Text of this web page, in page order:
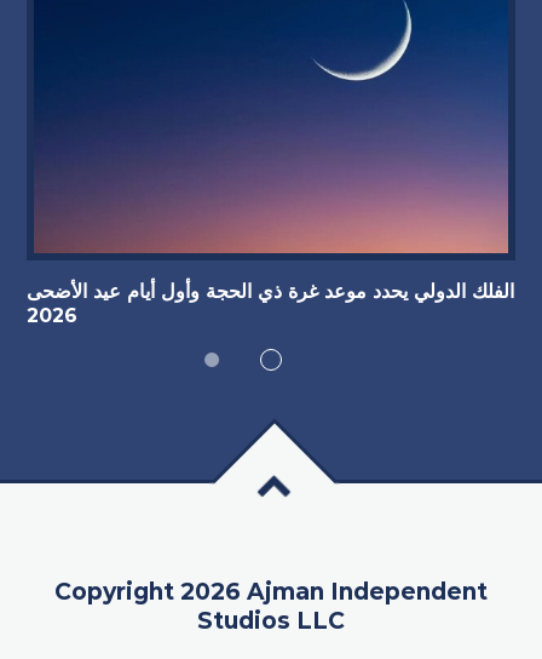
الفلك الدولي يحدد موعد غرة ذي الحجة وأول أيام عيد الأضحى
2026
Copyright 2026 Ajman Independent
Studios LLC